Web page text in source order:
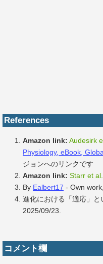
References
Amazon link: Audesirk
Physiology, eBook,
ジョンへのリンクです
Amazon link: Starr et
By Ealbert17 - Own work
進化における「適応」と
2025/09/23.
コメント欄